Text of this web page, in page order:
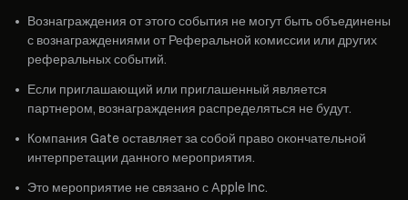
• Вознаграждения от этого события не могут быть объединены
с вознаграждениями от Реферальной комиссии или других
реферальных событий.
• Если приглашающий или приглашенный является
партнером, вознаграждения распределяться не будут.
• Компания Gate оставляет за собой право окончательной
интерпретации данного мероприятия.
• Это мероприятие не связано с Apple Inc.